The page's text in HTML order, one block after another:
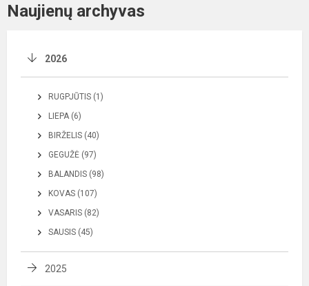
Naujienų archyvas
2026
RUGPJŪTIS (1)
LIEPA (6)
BIRŽELIS (40)
GEGUŽĖ (97)
BALANDIS (98)
KOVAS (107)
VASARIS (82)
SAUSIS (45)
2025